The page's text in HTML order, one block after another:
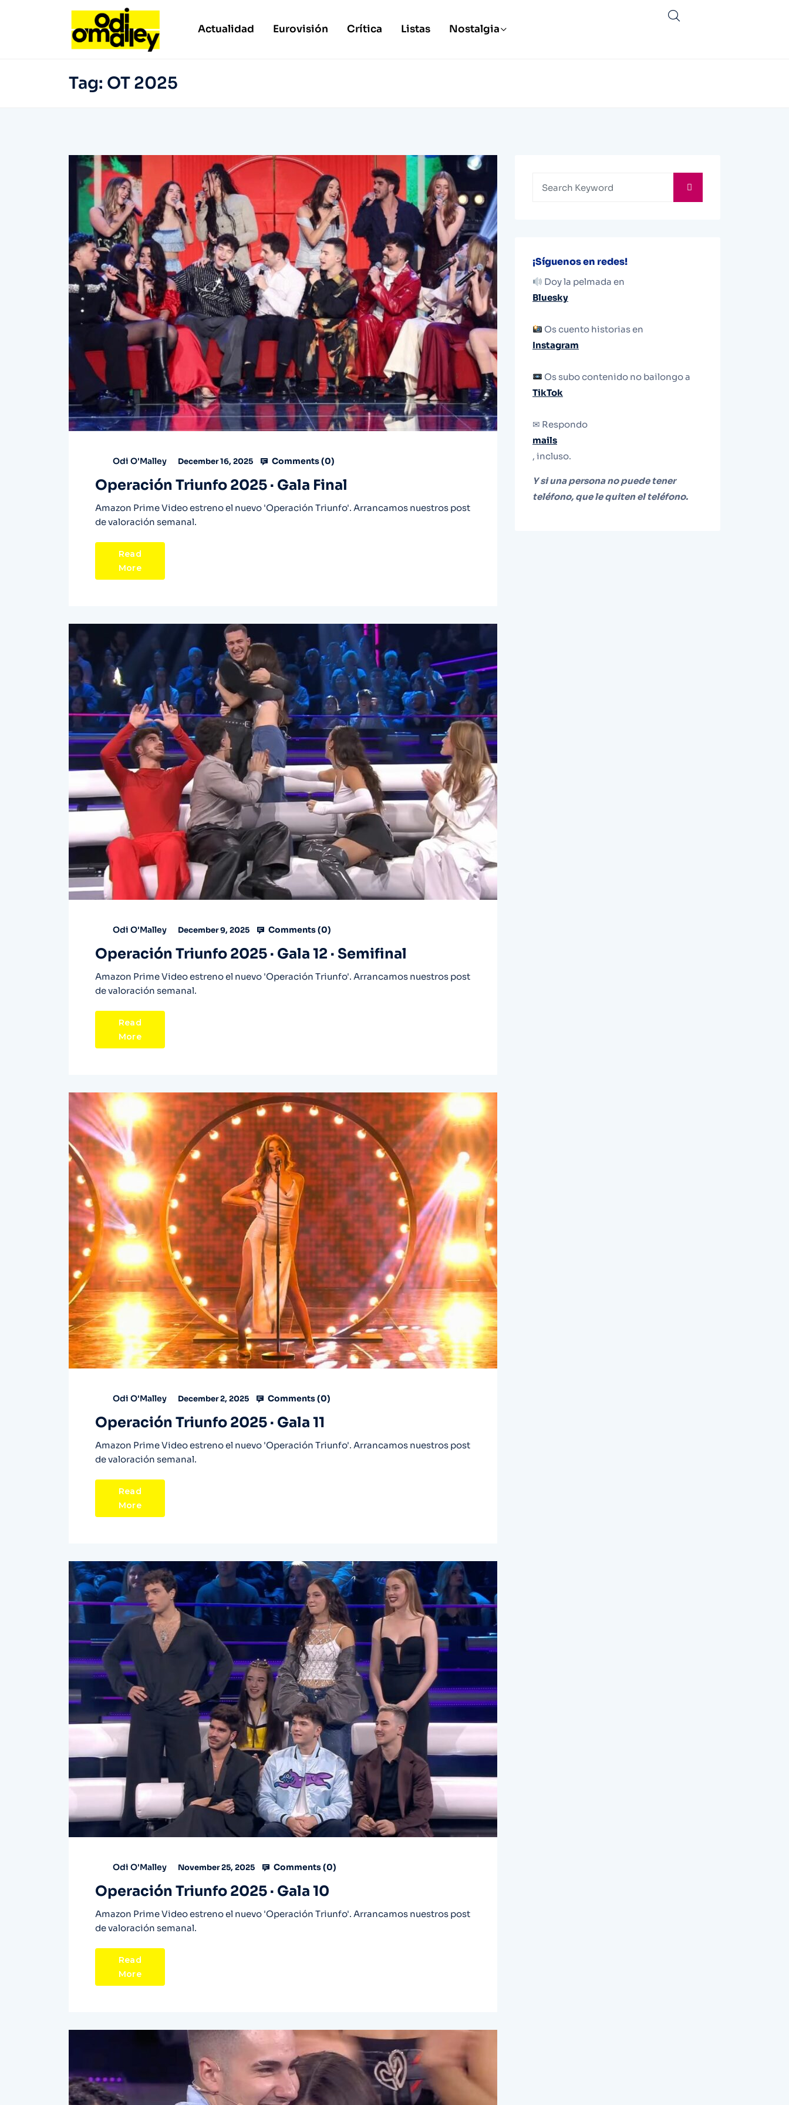
Actualidad Eurovisión Crítica Listas Nostalgia
Tag: OT 2025
Odi O'Malley December 16, 2025 Comments (0)
Operación Triunfo 2025 · Gala Final
Amazon Prime Video estreno el nuevo 'Operación Triunfo'. Arrancamos nuestros post
de valoración semanal.
Read
More
Odi O'Malley December 9, 2025 Comments (0)
Operación Triunfo 2025 · Gala 12 · Semifinal
Amazon Prime Video estreno el nuevo 'Operación Triunfo'. Arrancamos nuestros post
de valoración semanal.
Read
More
Odi O'Malley December 2, 2025 Comments (0)
Operación Triunfo 2025 · Gala 11
Amazon Prime Video estreno el nuevo 'Operación Triunfo'. Arrancamos nuestros post
de valoración semanal.
Read
More
Odi O'Malley November 25, 2025 Comments (0)
Operación Triunfo 2025 · Gala 10
Amazon Prime Video estreno el nuevo 'Operación Triunfo'. Arrancamos nuestros post
de valoración semanal.
Read
More
¡Síguenos en redes!
Doy la pelmada en
Bluesky
Os cuento historias en
Instagram
Os subo contenido no bailongo a
TikTok
✉ Respondo
mails
, incluso.
Y si una persona no puede tener
teléfono, que le quiten el teléfono.